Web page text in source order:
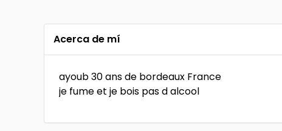
Acerca de mí
ayoub 30 ans de bordeaux France
je fume et je bois pas d alcool